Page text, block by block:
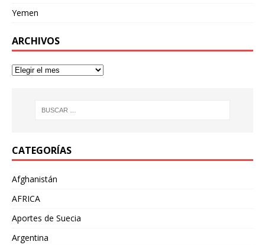
Yemen
ARCHIVOS
CATEGORÍAS
Afghanistán
AFRICA
Aportes de Suecia
Argentina